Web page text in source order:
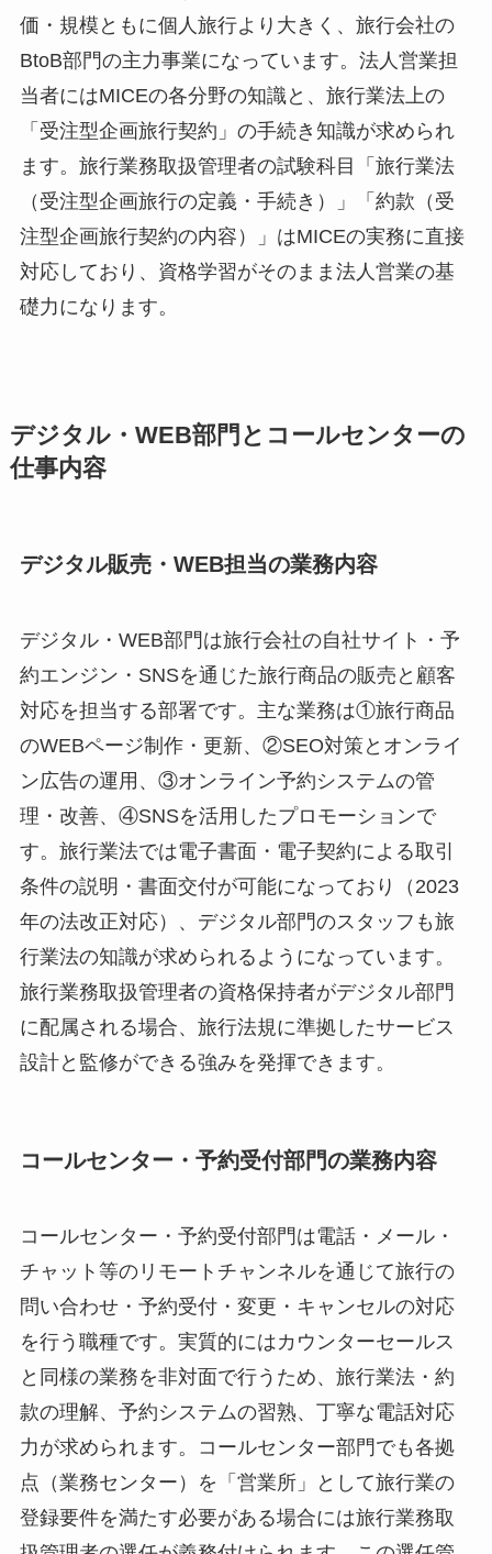
価・規模ともに個人旅行より大きく、旅行会社の
BtoB部門の主力事業になっています。法人営業担
当者にはMICEの各分野の知識と、旅行業法上の
「受注型企画旅行契約」の手続き知識が求められ
ます。旅行業務取扱管理者の試験科目「旅行業法
（受注型企画旅行の定義・手続き）」「約款（受
注型企画旅行契約の内容）」はMICEの実務に直接
対応しており、資格学習がそのまま法人営業の基
礎力になります。
デジタル・WEB部門とコールセンターの
仕事内容
デジタル販売・WEB担当の業務内容
デジタル・WEB部門は旅行会社の自社サイト・予
約エンジン・SNSを通じた旅行商品の販売と顧客
対応を担当する部署です。主な業務は①旅行商品
のWEBページ制作・更新、②SEO対策とオンライ
ン広告の運用、③オンライン予約システムの管
理・改善、④SNSを活用したプロモーションで
す。旅行業法では電子書面・電子契約による取引
条件の説明・書面交付が可能になっており（2023
年の法改正対応）、デジタル部門のスタッフも旅
行業法の知識が求められるようになっています。
旅行業務取扱管理者の資格保持者がデジタル部門
に配属される場合、旅行法規に準拠したサービス
設計と監修ができる強みを発揮できます。
コールセンター・予約受付部門の業務内容
コールセンター・予約受付部門は電話・メール・
チャット等のリモートチャンネルを通じて旅行の
問い合わせ・予約受付・変更・キャンセルの対応
を行う職種です。実質的にはカウンターセールス
と同様の業務を非対面で行うため、旅行業法・約
款の理解、予約システムの習熟、丁寧な電話対応
力が求められます。コールセンター部門でも各拠
点（業務センター）を「営業所」として旅行業の
登録要件を満たす必要がある場合には旅行業務取